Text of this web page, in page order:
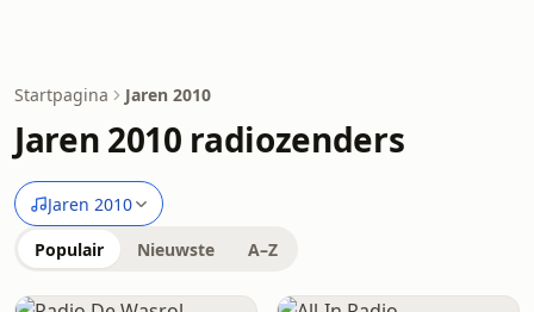
Startpagina Jaren 2010
Jaren 2010 radiozenders
Jaren 2010
Populair Nieuwste A–Z